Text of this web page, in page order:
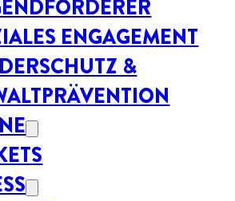
ENGAGEMENT
&